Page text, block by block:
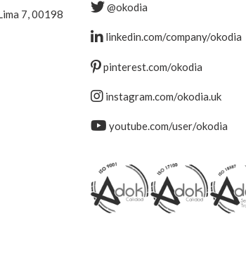
7, 00198
@okodia
linkedin.com/company/okodia
pinterest.com/okodia
instagram.com/okodia.uk
youtube.com/user/okodia